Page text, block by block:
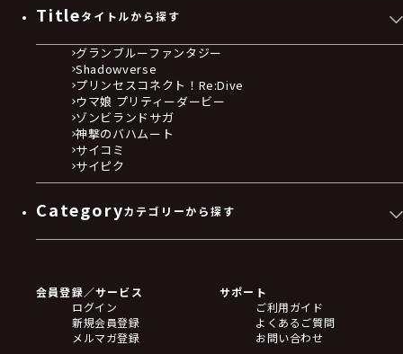
Titleタイトルから探す
グランブルーファンタジー
Shadowverse
プリンセスコネクト！Re:Dive
ウマ娘 プリティーダービー
ゾンビランドサガ
神撃のバハムート
サイコミ
サイピク
Categoryカテゴリーから探す
フィギュア
アクリルスタンド
バッジ
キーホルダー・ストラップ
会員登録／サービス
ログイン
新規会員登録
メルマガ登録
サポート
ご利用ガイド
よくあるご質問
お問い合わせ